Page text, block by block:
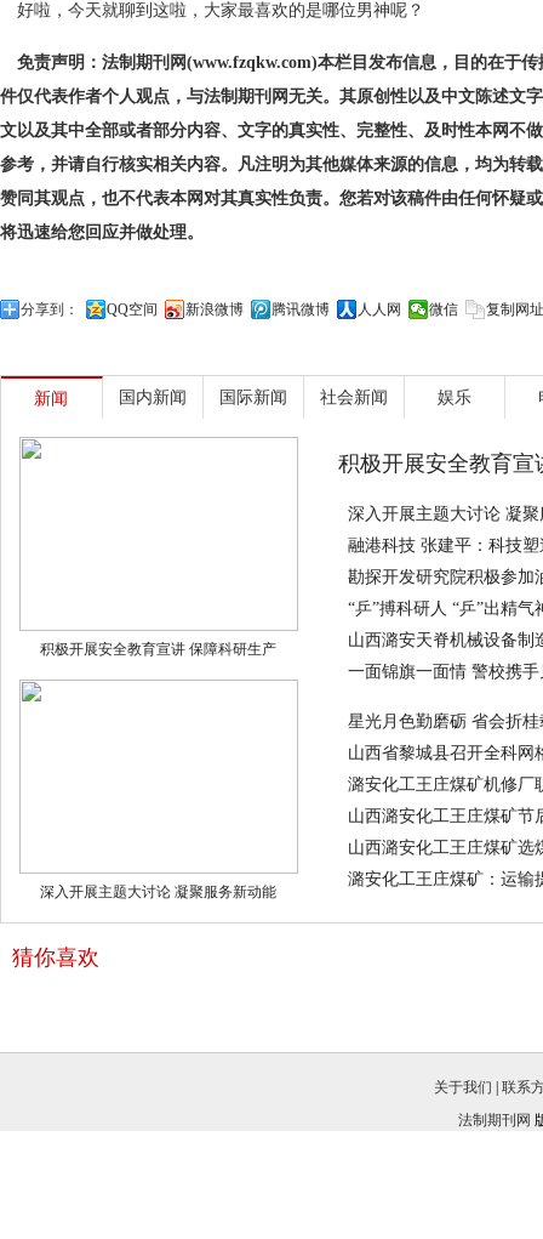
好啦，今天就聊到这啦，大家最喜欢的是哪位男神呢？
免责声明：法制期刊网(www.fzqkw.com)本栏目发布信息，目的在于
件仅代表作者个人观点，与法制期刊网无关。其原创性以及中文陈述文
文以及其中全部或者部分内容、文字的真实性、完整性、及时性本网不
参考，并请自行核实相关内容。凡注明为其他媒体来源的信息，均为转
赞同其观点，也不代表本网对其真实性负责。您若对该稿件由任何怀疑
将迅速给您回应并做处理。
分享到： QQ空间 新浪微博 腾讯微博 人人网 微信 复制网址
新闻 国内新闻 国际新闻 社会新闻 娱乐
积极开展安全教育宣讲 保障科研生产
深入开展主题大讨论 凝聚服务新动能
积极开展安全教育
深入开展主题大讨论 凝
融港科技 张建平：科技
勘探开发研究院积极参加
“乒”搏科研人 “乒”出精气
山西潞安天脊机械设备制
一面锦旗一面情 警校携
星光月色勤磨砺 省会折
山西省黎城县召开全科网
潞安化工王庄煤矿机修厂
山西潞安化工王庄煤矿节
山西潞安化工王庄煤矿选
潞安化工王庄煤矿：运输
猜你喜欢
关于我们
联系
法制期刊网